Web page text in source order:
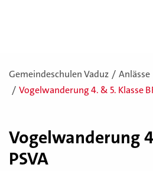
Gemeindeschulen Vaduz
Anlässe
Vogelwanderung 4. & 5. Klasse
Vo­gel­wan­de­rung
PSVA